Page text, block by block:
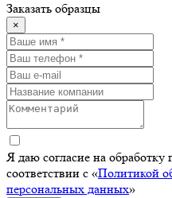
Заказать образцы
×
Я даю согласие на
соответствии с «Политикой
персональных данных»